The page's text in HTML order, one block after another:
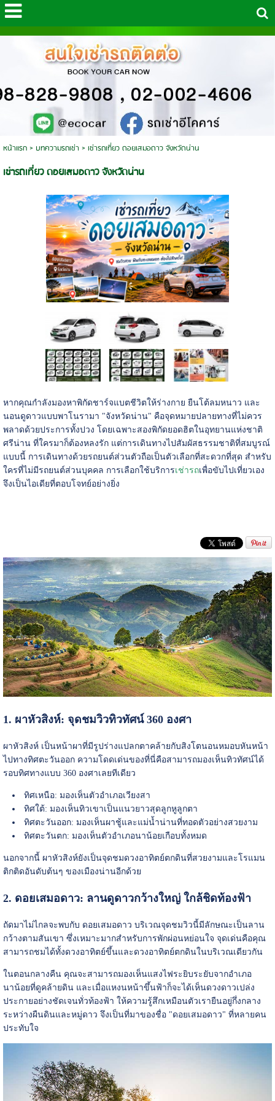
หน้าแรก> บทความรถเช่า > เช่ารถเที่ยว ดอยเสมอดาว จังหวัดน่าน
เช่ารถเที่ยว ดอยเสมอดาว จังหวัดน่าน
หากคุณกำลังมองหาพิกัดชาร์จแบตชีวิตให้ร่างกาย ยืนโต้ลมหนาว และ
นอนดูดาวแบบพาโนรามา "จังหวัดน่าน" คือจุดหมายปลายทางที่ไม่ควร
พลาดด้วยประการทั้งปวง โดยเฉพาะสองพิกัดยอดฮิตในอุทยานแห่งชาติ
ศรีน่าน ที่ใครมาก็ต้องหลงรัก แต่การเดินทางไปสัมผัสธรรมชาติที่สมบูรณ์
แบบนี้ การเดินทางด้วยรถยนต์ส่วนตัวถือเป็นตัวเลือกที่สะดวกที่สุด สำหรับ
ใครที่ไม่มีรถยนต์ส่วนบุคคล การเลือกใช้บริการเช่ารถเพื่อขับไปเที่ยวเอง
จึงเป็นไอเดียที่ตอบโจทย์อย่างยิ่ง
1. ผาหัวสิงห์: จุดชมวิวทิวทัศน์ 360 องศา
ผาหัวสิงห์ เป็นหน้าผาที่มีรูปร่างแปลกตาคล้ายกับสิงโตนอนหมอบหันหน้า
ไปทางทิศตะวันออก ความโดดเด่นของที่นี่คือสามารถมองเห็นทิวทัศน์ได้
รอบทิศทางแบบ 360 องศาเลยทีเดียว
ทิศเหนือ: มองเห็นตัวอำเภอเวียงสา
ทิศใต้: มองเห็นทิวเขาเป็นแนวยาวสุดลูกหูลูกตา
ทิศตะวันออก: มองเห็นผาชู้และแม่น้ำน่านที่ทอดตัวอย่างสวยงาม
ทิศตะวันตก: มองเห็นตัวอำเภอนาน้อยเกือบทั้งหมด
นอกจากนี้ ผาหัวสิงห์ยังเป็นจุดชมดวงอาทิตย์ตกดินที่สวยงามและโรแมน
ติกติดอันดับต้นๆ ของเมืองน่านอีกด้วย
2. ดอยเสมอดาว: ลานดูดาวกว้างใหญ่ ใกล้ชิดท้องฟ้า
ถัดมาไม่ไกลจะพบกับ ดอยเสมอดาว บริเวณจุดชมวิวนี้มีลักษณะเป็นลาน
กว้างตามสันเขา ซึ่งเหมาะมากสำหรับการพักผ่อนหย่อนใจ จุดเด่นคือคุณ
สามารถชมได้ทั้งดวงอาทิตย์ขึ้นและดวงอาทิตย์ตกดินในบริเวณเดียวกัน
ในตอนกลางคืน คุณจะสามารถมองเห็นแสงไฟระยิบระยับจากอำเภอ
นาน้อยที่ดูคล้ายดิน และเมื่อแหงนหน้าขึ้นฟ้าก็จะได้เห็นดวงดาวเปล่ง
ประกายอย่างชัดเจนทั่วท้องฟ้า ให้ความรู้สึกเหมือนตัวเรายืนอยู่กึ่งกลาง
ระหว่างผืนดินและหมู่ดาว จึงเป็นที่มาของชื่อ "ดอยเสมอดาว" ที่หลายคน
ประทับใจ